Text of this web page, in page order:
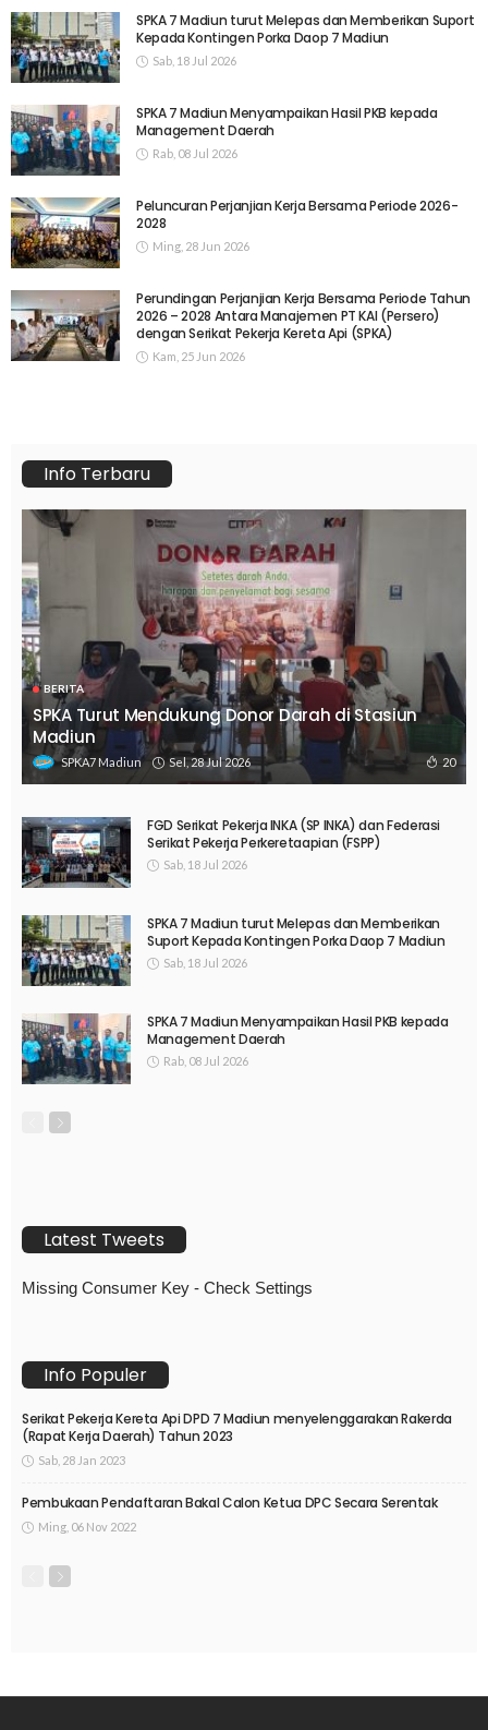
SPKA 7 Madiun turut Melepas dan Memberikan Suport
Kepada Kontingen Porka Daop 7 Madiun
Sab, 18 Jul 2026
SPKA 7 Madiun Menyampaikan Hasil PKB kepada
Management Daerah
Rab, 08 Jul 2026
Peluncuran Perjanjian Kerja Bersama Periode 2026-
2028
Ming, 28 Jun 2026
Perundingan Perjanjian Kerja Bersama Periode Tahun
2026 – 2028 Antara Manajemen PT KAI (Persero)
dengan Serikat Pekerja Kereta Api (SPKA)
Kam, 25 Jun 2026
Info Terbaru
BERITA
SPKA Turut Mendukung Donor Darah di Stasiun
Madiun
SPKA7 Madiun Sel, 28 Jul 2026 20
FGD Serikat Pekerja INKA (SP INKA) dan Federasi
Serikat Pekerja Perkeretaapian (FSPP)
Sab, 18 Jul 2026
SPKA 7 Madiun turut Melepas dan Memberikan
Suport Kepada Kontingen Porka Daop 7 Madiun
Sab, 18 Jul 2026
SPKA 7 Madiun Menyampaikan Hasil PKB kepada
Management Daerah
Rab, 08 Jul 2026
Latest Tweets
Missing Consumer Key - Check Settings
Info Populer
Serikat Pekerja Kereta Api DPD 7 Madiun menyelenggarakan Rakerda
(Rapat Kerja Daerah) Tahun 2023
Sab, 28 Jan 2023
Pembukaan Pendaftaran Bakal Calon Ketua DPC Secara Serentak
Ming, 06 Nov 2022